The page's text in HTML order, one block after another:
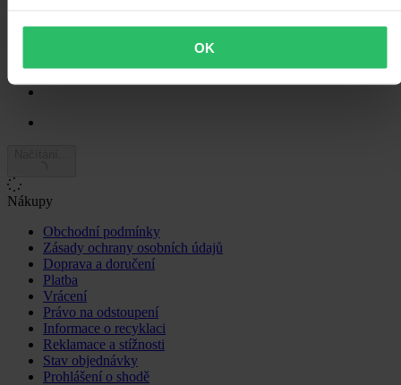
OK
1
Nákupy
Obchodní podmínky
Zásady ochrany osobních údajů
Doprava a doručení
Platba
Vrácení
Právo na odstoupení
Informace o recyklaci
Reklamace a stížnosti
Stav objednávky
Prohlášení o shodě